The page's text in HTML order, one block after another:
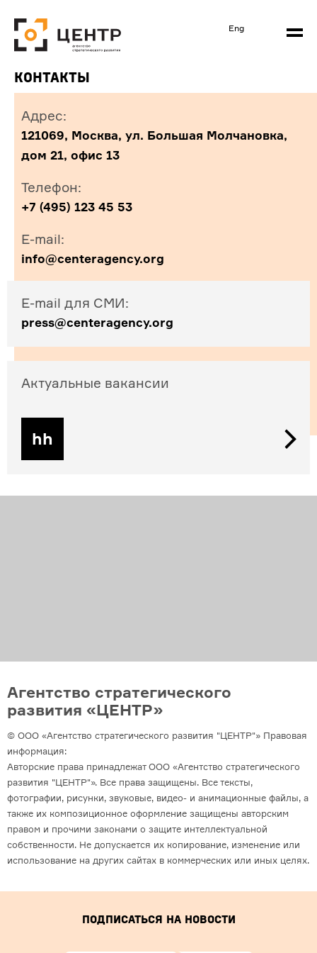
Eng
Контакты
Адрес:
121069, Москва, ул. Большая Молчановка,
дом 21, офис 13
Телефон:
+7 (495) 123 45 53
E-mail:
info@centeragency.org
E-mail для СМИ:
press@centeragency.org
Актуальные вакансии
hh
Агентство стратегического
развития «ЦЕНТР»
© ООО «Агентство стратегического развития "ЦЕНТР"» Правовая
информация:
Авторские права принадлежат ООО «Агентство стратегического
развития "ЦЕНТР"». Все права защищены. Все тексты,
фотографии, рисунки, звуковые, видео- и анимационные файлы, а
также их композиционное оформление защищены авторским
правом и прочими законами о защите интеллектуальной
собственности. Не допускается их копирование, изменение или
использование на других сайтах в коммерческих или иных целях.
Подписаться на новости